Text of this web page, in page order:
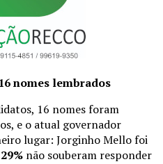
nomes lembrados
16 nomes foram
e o atual governador
lugar: Jorginho Mello foi
29% não souberam responder